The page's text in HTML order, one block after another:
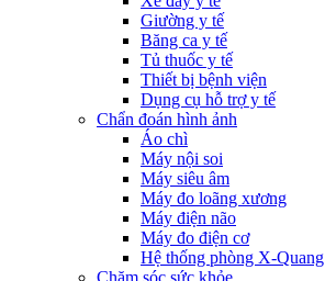
Giường y tế
Băng ca y tế
Tủ thuốc y tế
Thiết bị bệnh viện
Dụng cụ hỗ trợ y tế
Chẩn đoán hình ảnh
Áo chì
Máy nội soi
Máy siêu âm
Máy đo loãng xương
Máy điện não
Máy đo điện cơ
Hệ thống phòng X-Quang
Chăm sóc sức khỏe